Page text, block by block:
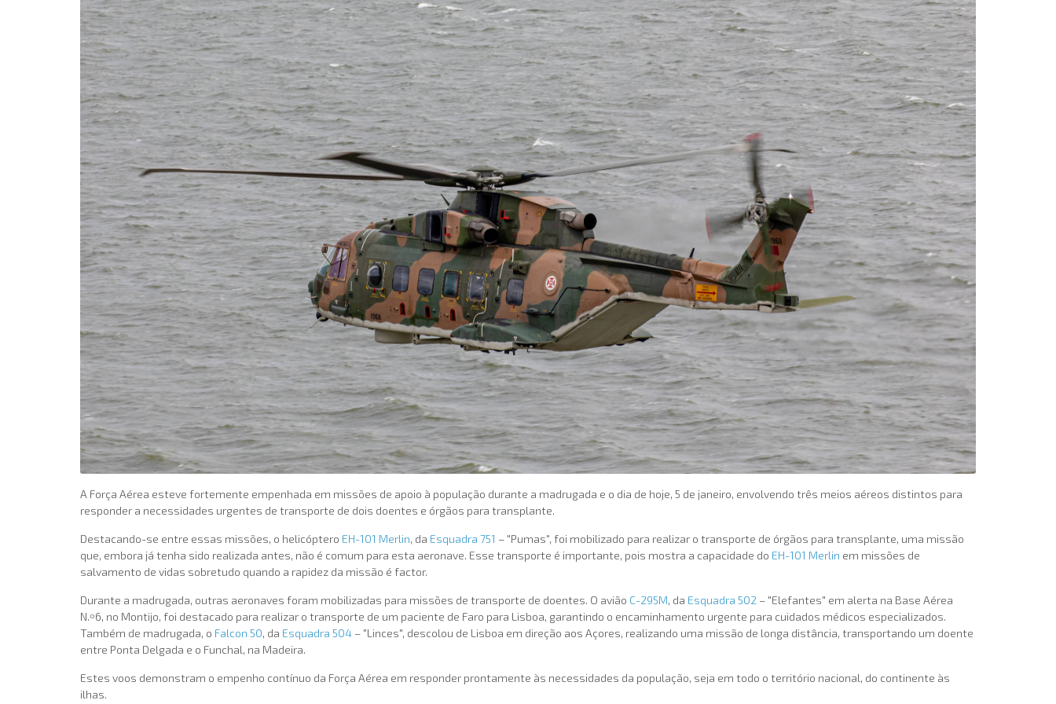
A Força Aérea esteve fortemente empenhada em missões de apoio à população durante a madrugada e o dia de hoje, 5 de janeiro, envolvendo três meios aéreos distintos para
responder a necessidades urgentes de transporte de dois doentes e órgãos para transplante.
Destacando-se entre essas missões, o helicóptero EH-101 Merlin, da Esquadra 751 – "Pumas", foi mobilizado para realizar o transporte de órgãos para transplante, uma missão
que, embora já tenha sido realizada antes, não é comum para esta aeronave. Esse transporte é importante, pois mostra a capacidade do EH-101 Merlin em missões de
salvamento de vidas sobretudo quando a rapidez da missão é factor.
Durante a madrugada, outras aeronaves foram mobilizadas para missões de transporte de doentes. O avião C-295M, da Esquadra 502 – "Elefantes" em alerta na Base Aérea
N.º6, no Montijo, foi destacado para realizar o transporte de um paciente de Faro para Lisboa, garantindo o encaminhamento urgente para cuidados médicos especializados.
Também de madrugada, o Falcon 50, da Esquadra 504 – "Linces", descolou de Lisboa em direção aos Açores, realizando uma missão de longa distância, transportando um doente
entre Ponta Delgada e o Funchal, na Madeira.
Estes voos demonstram o empenho contínuo da Força Aérea em responder prontamente às necessidades da população, seja em todo o território nacional, do continente às
ilhas.